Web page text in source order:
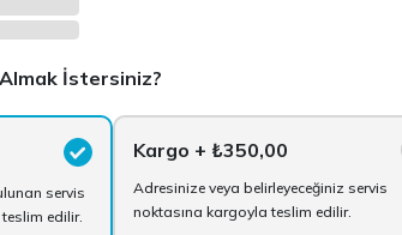
İstersiniz?
servis
edilir.
Kargo + ₺350,00
Adresinize veya belirleyeceğiniz servis
noktasına kargoyla teslim edilir.